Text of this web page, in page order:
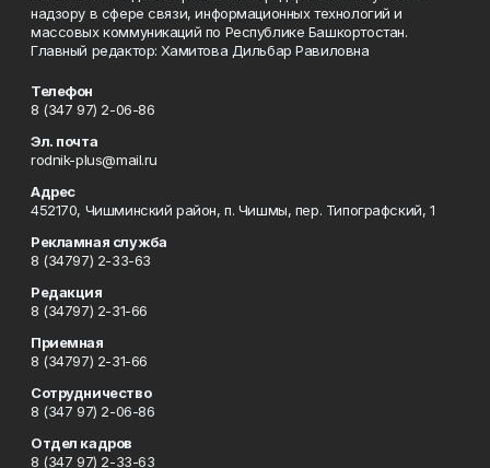
надзору в сфере связи, информационных технологий и
массовых коммуникаций по Республике Башкортостан.
Главный редактор: Хамитова Дильбар Равиловна
Телефон
8 (347 97) 2-06-86
Эл. почта
rodnik-plus@mail.ru
Адрес
452170, Чишминский район, п. Чишмы, пер. Типографский, 1
Рекламная служба
8 (34797) 2-33-63
Редакция
8 (34797) 2-31-66
Приемная
8 (34797) 2-31-66
Сотрудничество
8 (347 97) 2-06-86
Отдел кадров
8 (347 97) 2-33-63